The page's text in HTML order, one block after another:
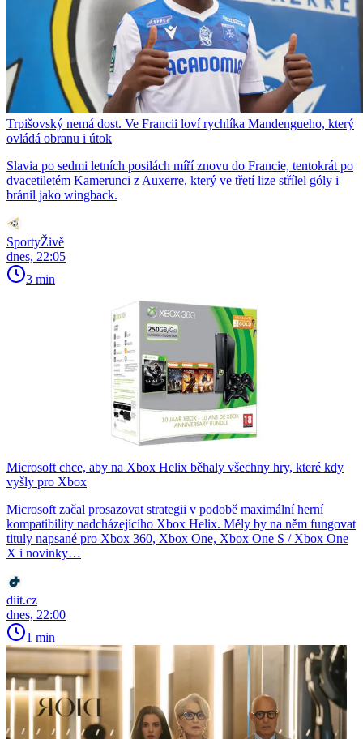
Trpišovský nemá dost. Ve Francii loví rychlíka Mandengueho, který
ovládá obranu i útok
Slavia po sedmi letních posilách míří znovu do Francie, tentokrát po
dvacetiletém Kamerunci z Auxerre, který ve třetí lize střílel góly i
bránil jako wingback.
SportyŽivě
dnes, 22:05
3 min
Microsoft chce, aby na Xbox Helix běhaly všechny hry, které kdy
vyšly pro Xbox
Microsoft začal prosazovat strategii v podobě maximální herní
kompatibility nadcházejícího Xbox Helix. Měly by na něm fungovat
tituly napsané pro Xbox 360, Xbox One, Xbox One S / Xbox One
X i novinky…
diit.cz
dnes, 22:00
1 min